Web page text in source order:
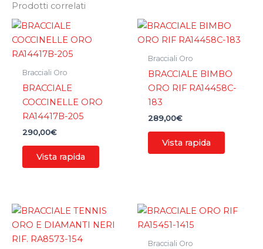
Prodotti correlati
Bracciali Oro
BRACCIALE
COCCINELLE ORO
RA14417B-205
290,00€
Vista rapida
Bracciali Oro
BRACCIALE BIMBO
ORO RIF RA14458C-
183
289,00€
Vista rapida
Bracciali Oro